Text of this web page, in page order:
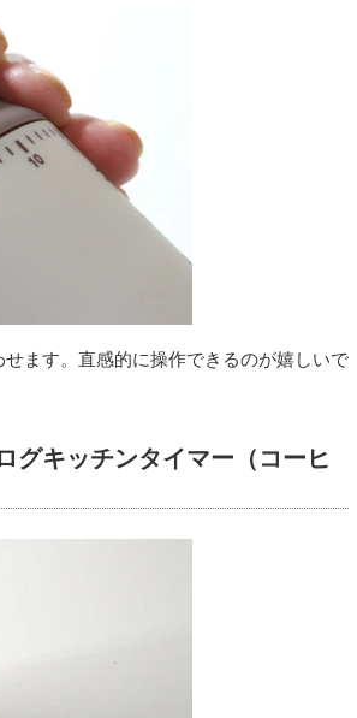
ます。直感的に操作できるのが嬉しいで
グキッチンタイマー（コーヒ